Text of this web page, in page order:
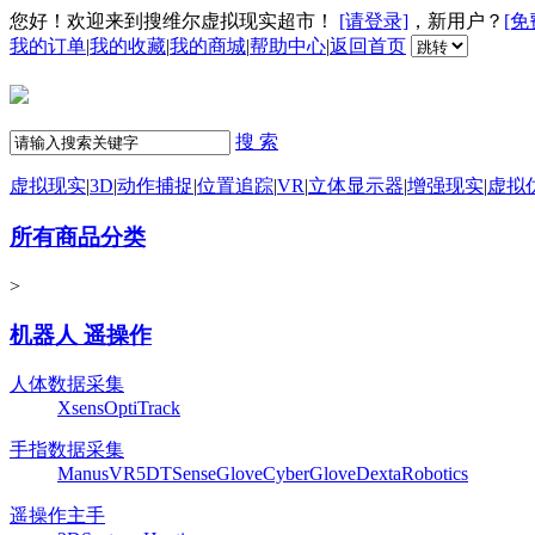
您好！欢迎来到搜维尔虚拟现实超市！ [请登录] ，新用户？ [免
我的订单|我的收藏|我的商城|帮助中心|返回首页
搜 索
虚拟现实|3D|动作捕捉|位置追踪|VR|立体显示器|增强现实|虚拟
所有商品分类
>
机器人 遥操作
人体数据采集
XsensOptiTrack
手指数据采集
ManusVR5DTSenseGloveCyberGloveDextaRobotics
遥操作主手